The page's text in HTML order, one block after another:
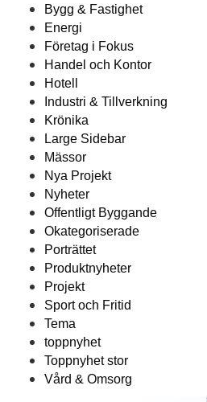
Bygg & Fastighet
Energi
Företag i Fokus
Handel och Kontor
Hotell
Industri & Tillverkning
Krönika
Large Sidebar
Mässor
Nya Projekt
Nyheter
Offentligt Byggande
Okategoriserade
Porträttet
Produktnyheter
Projekt
Sport och Fritid
Tema
toppnyhet
Toppnyhet stor
Vård & Omsorg